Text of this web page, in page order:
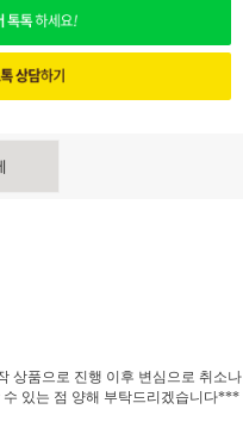
상품으로 진행 이후 변심으로 취소나
수 있는 점 양해 부탁드리겠습니다***